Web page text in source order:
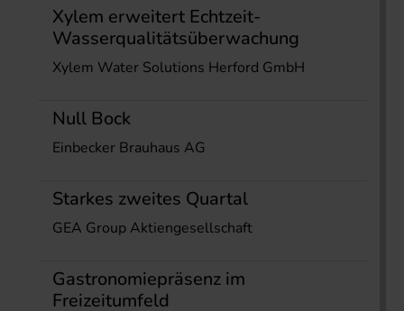
Xylem erweitert Echtzeit-
Wasserqualitätsüberwachung
Xylem Water Solutions Herford GmbH
Null Bock
Einbecker Brauhaus AG
Starkes zweites Quartal
GEA Group Aktiengesellschaft
Gastronomiepräsenz im
Freizeitumfeld